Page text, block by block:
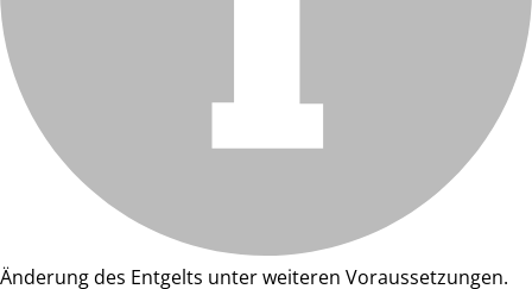
Änderung des Entgelts unter weiteren Voraussetzungen.